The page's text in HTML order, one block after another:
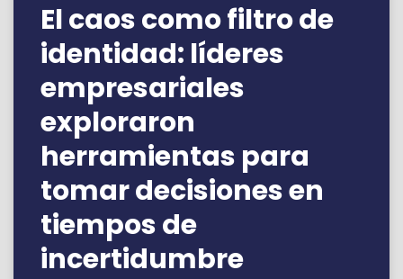
El caos como filtro de
identidad: líderes
empresariales
exploraron
herramientas para
tomar decisiones en
tiempos de
incertidumbre